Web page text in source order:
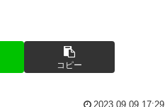
コピー
2023.09.09 17:29